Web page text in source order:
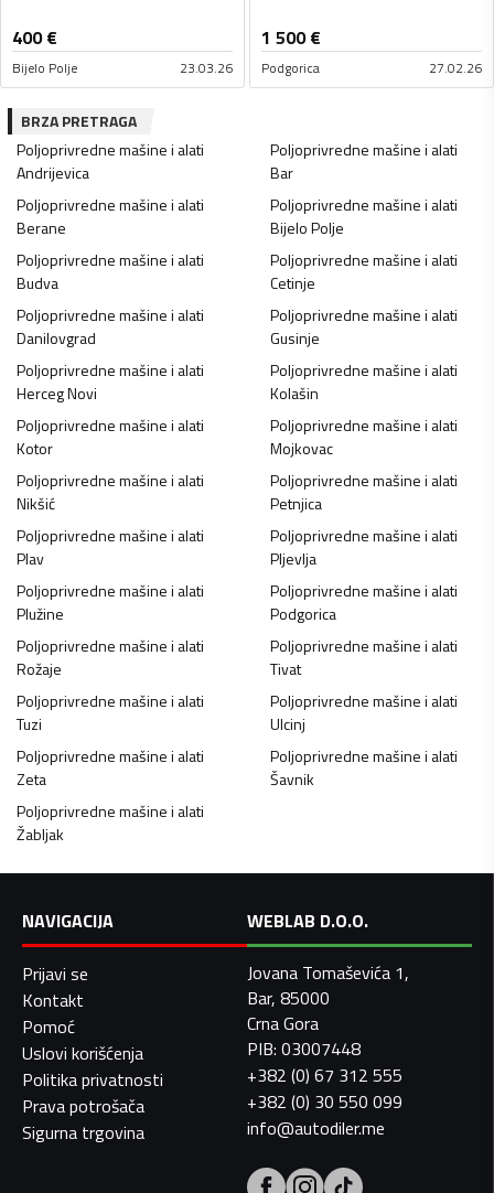
400€
Bijelo Polje 23.03.26
1 500€
Podgorica 27.02.26
BRZA PRETRAGA
Poljoprivredne mašine i alati
Andrijevica
Poljoprivredne mašine i alati
Bar
Poljoprivredne mašine i alati
Berane
Poljoprivredne mašine i alati
Bijelo Polje
Poljoprivredne mašine i alati
Budva
Poljoprivredne mašine i alati
Cetinje
Poljoprivredne mašine i alati
Danilovgrad
Poljoprivredne mašine i alati
Gusinje
Poljoprivredne mašine i alati
Herceg Novi
Poljoprivredne mašine i alati
Kolašin
Poljoprivredne mašine i alati
Kotor
Poljoprivredne mašine i alati
Mojkovac
Poljoprivredne mašine i alati
Nikšić
Poljoprivredne mašine i alati
Petnjica
Poljoprivredne mašine i alati
Plav
Poljoprivredne mašine i alati
Pljevlja
Poljoprivredne mašine i alati
Plužine
Poljoprivredne mašine i alati
Podgorica
Poljoprivredne mašine i alati
Rožaje
Poljoprivredne mašine i alati
Tivat
Poljoprivredne mašine i alati
Tuzi
Poljoprivredne mašine i alati
Ulcinj
Poljoprivredne mašine i alati
Zeta
Poljoprivredne mašine i alati
Šavnik
Poljoprivredne mašine i alati
Žabljak
NAVIGACIJA
Prijavi se
Kontakt
Pomoć
Uslovi korišćenja
Politika privatnosti
Prava potrošača
Sigurna trgovina
WEBLAB D.O.O.
Jovana Tomaševića 1,
Bar, 85000
Crna Gora
PIB: 03007448
+382 (0) 67 312 555
+382 (0) 30 550 099
info@autodiler.me